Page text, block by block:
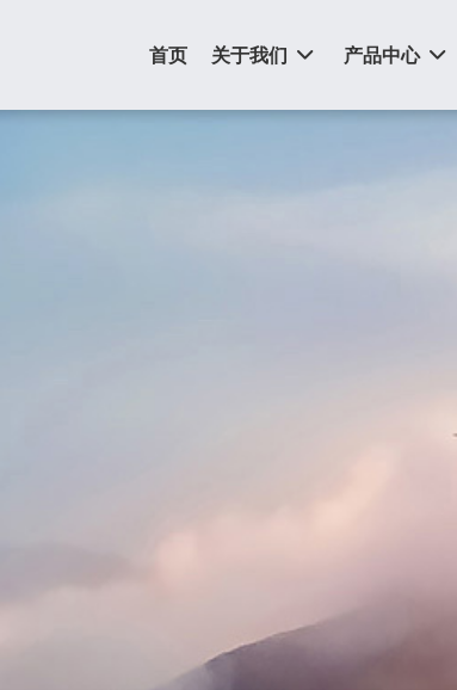
首页 关于我们 产品中心